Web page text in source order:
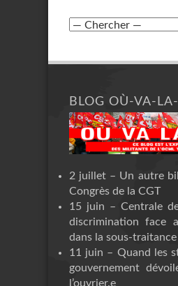
BLOG OÙ-VA-
2 juillet – Un autre
Congrès de la CGT
15 juin – Centrale
discrimination face
dans la sous-
11 juin – Quand les
gouvernement
l’ouvrier.e